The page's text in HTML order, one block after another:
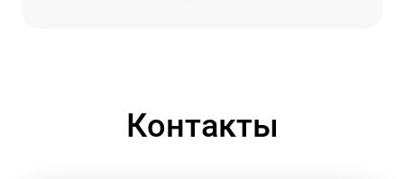
Контакты